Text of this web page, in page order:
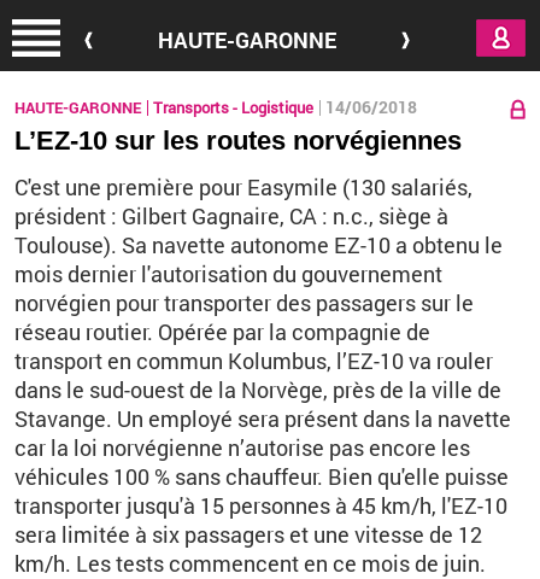
HAUTE-GARONNE
HAUTE-GARONNE Transports - Logistique 14/06/2018
L’EZ-10 sur les routes norvégiennes
C'est une première pour Easymile (130 salariés,
président : Gilbert Gagnaire, CA : n.c., siège à
Toulouse). Sa navette autonome EZ-10 a obtenu le
mois dernier l'autorisation du gouvernement
norvégien pour transporter des passagers sur le
réseau routier. Opérée par la compagnie de
transport en commun Kolumbus, l’EZ-10 va rouler
dans le sud-ouest de la Norvège, près de la ville de
Stavange. Un employé sera présent dans la navette
car la loi norvégienne n’autorise pas encore les
véhicules 100 % sans chauffeur. Bien qu'elle puisse
transporter jusqu'à 15 personnes à 45 km/h, l'EZ-10
sera limitée à six passagers et une vitesse de 12
km/h. Les tests commencent en ce mois de juin.